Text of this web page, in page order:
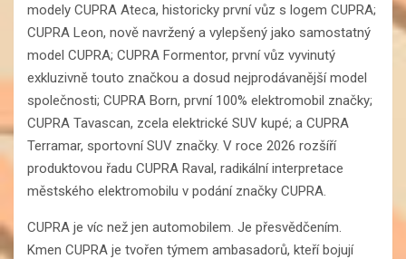
modely CUPRA Ateca, historicky první vůz s logem CUPRA;
CUPRA Leon, nově navržený a vylepšený jako samostatný
model CUPRA; CUPRA Formentor, první vůz vyvinutý
exkluzivně touto značkou a dosud nejprodávanější model
společnosti; CUPRA Born, první 100% elektromobil značky;
CUPRA Tavascan, zcela elektrické SUV kupé; a CUPRA
Terramar, sportovní SUV značky. V roce 2026 rozšíří
produktovou řadu CUPRA Raval, radikální interpretace
městského elektromobilu v podání značky CUPRA.
CUPRA je víc než jen automobilem. Je přesvědčením.
Kmen CUPRA je tvořen týmem ambasadorů, kteří bojují